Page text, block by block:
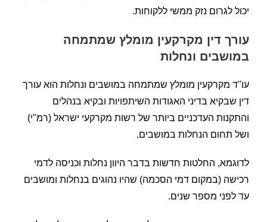
יכול לגרום נזק ממשי ללקוחות.
עורך דין מקרקעין מומלץ שמתמחה
במושבים ונחלות
עו"ד מקרקעין מומלץ שמתמחה במושבים ונחלות הוא עורך
דין שבקיא בדיני האגודות השיתפויות ובקיא בנהלים
והתקנות העדכניים ביותר של רשות מקרקעי ישראל (רמ"י)
ושל תחום הנחלות במושבים.
לדוגמא, החלטות חדשות בדבר היוון נחלות וכניסה לדמי
רכישה (במקום דמי הסכמה) שהיו נהוגים בנחלות ומושבים
עד לפני מספר שנים.